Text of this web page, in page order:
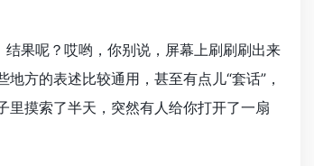
果呢？哎哟，你别说，屏幕上刷刷刷出来
方的表述比较通用，甚至有点儿“套话”，
里摸索了半天，突然有人给你打开了一扇